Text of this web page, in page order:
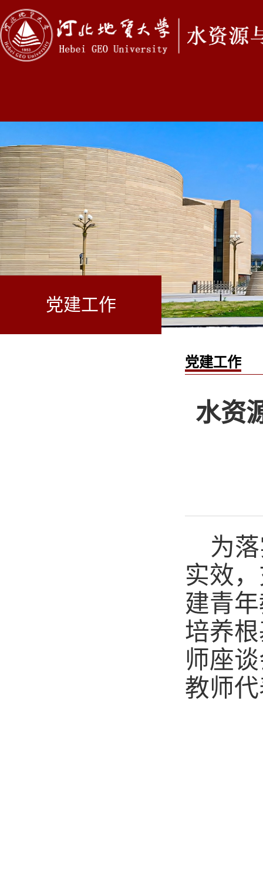
党建工作
党建工作
水资
为
实效
建青
培养
师座
教师